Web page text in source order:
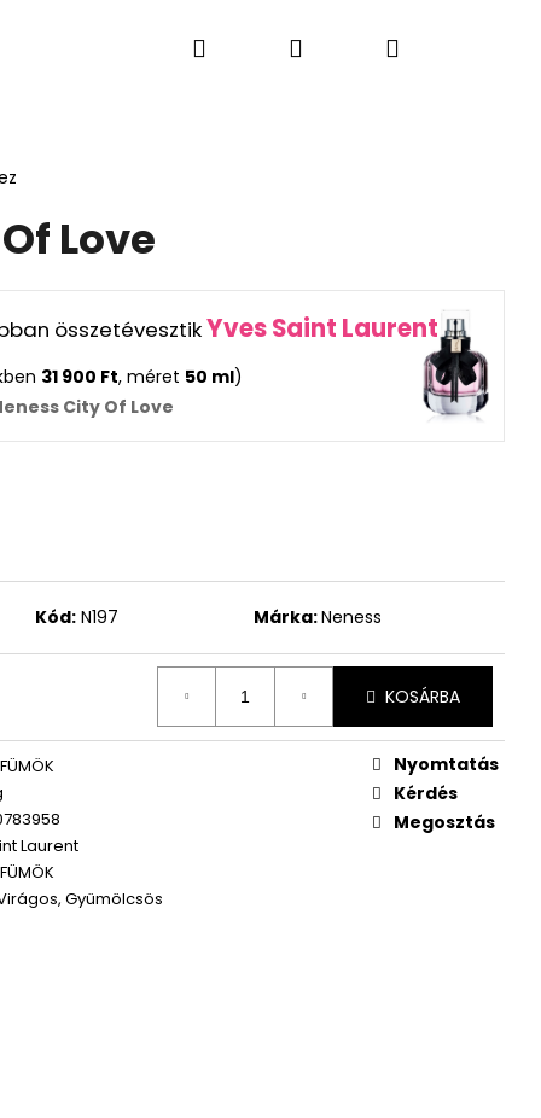
LAKÁSI ÉS AUTÓ ILLATOK
KeresésBejelentkezés
Kosár
Love
összetévesztikYves Saint Laurent
31 900 Ft, méret 50 ml)
City Of Love
Kód: N197 Márka:Neness
KOSÁRBA
Laurent
Gyümölcsös
Nyomtatás
Kérdés
Megosztás
ÚJ PARFÜM